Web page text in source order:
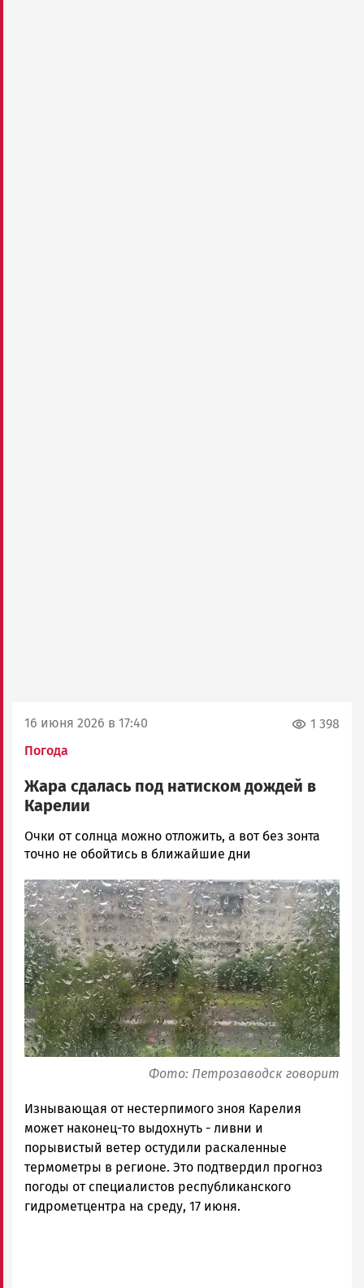
16 июня 2026 в 17:40
Погода
1 398
Жара сдалась под натиском дождей в
Карелии
Наталья
Колоко…
Петрозаводска
и
Карелии
|
Петрозаводск
ГОВОРИТ
Очки от солнца можно отложить, а вот без зонта
точно не обойтись в ближайшие дни
Image
Фото: Петрозаводск говорит
Изнывающая от нестерпимого зноя Карелия
может наконец-то выдохнуть - ливни и
порывистый ветер остудили раскаленные
термометры в регионе. Это подтвердил прогноз
погоды от специалистов республиканского
гидрометцентра на среду, 17 июня.